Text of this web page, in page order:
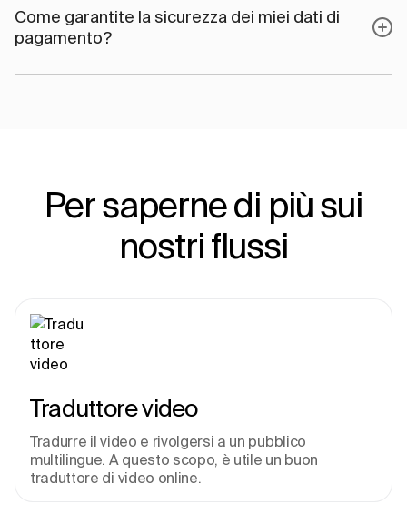
Come garantite la sicurezza dei miei dati di
pagamento?
Per saperne di più sui
nostri flussi
Traduttore video
Tradurre il video e rivolgersi a un pubblico
multilingue. A questo scopo, è utile un buon
traduttore di video online.